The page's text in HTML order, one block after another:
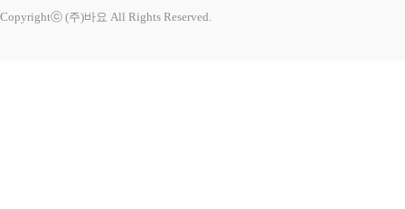
Copyrightⓒ (주)바요 All Rights Reserved.